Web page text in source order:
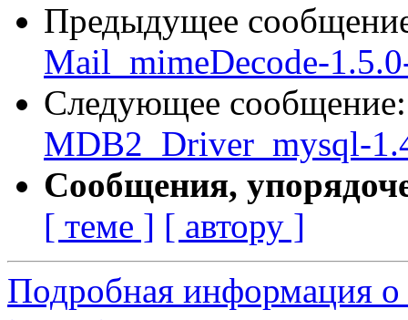
Предыдущее
Mail_mimeDecode-
Следующее
MDB2_Driver_mysql-
Сообщения,
[ теме ] [ автору ]
Подробная информация о